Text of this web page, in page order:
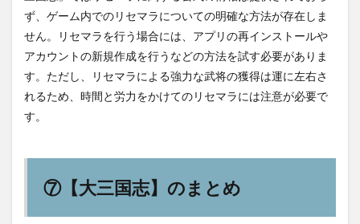
ず、ゲーム内でのリセマラについての明確な方法が存在しま
せん。リセマラを行う場合には、アプリの再インストールや
アカウントの新規作成を行うなどの方法を試す必要がありま
す。ただし、リセマラによる強力な武将の獲得は運に左右さ
れるため、時間と労力をかけてのリセマラには注意が必要で
す。
⑦【大三国志】のまとめ